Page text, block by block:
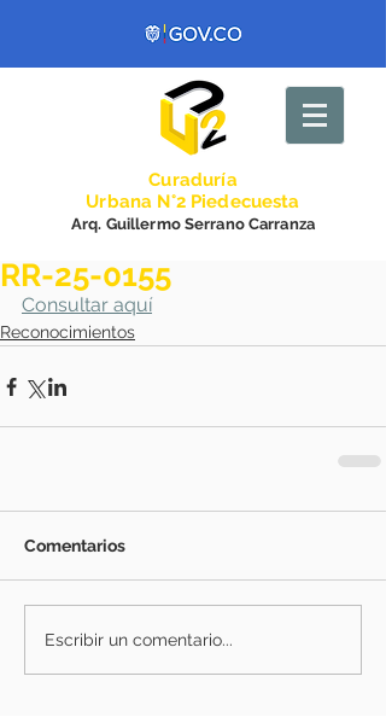
Curaduría
Urbana N°2 Piedecuesta
Arq. Guillermo Serrano Carranza
RR-25-0155
Consultar aquí
Reconocimientos
Comentarios
Escribir un comentario...